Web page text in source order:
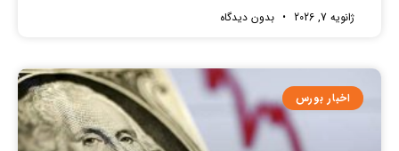
ژانویه 7, 2026 بدون دیدگاه
اخبار بورس